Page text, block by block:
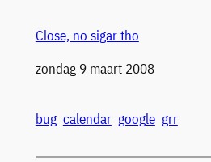
Close, no sigar tho
Datum
zondag 9 maart 2008
bug calendar google grr